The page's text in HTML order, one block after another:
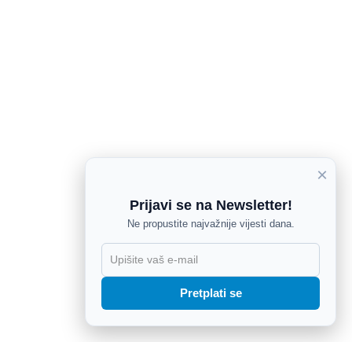
×
Prijavi se na Newsletter!
Ne propustite najvažnije vijesti dana.
Pretplati se